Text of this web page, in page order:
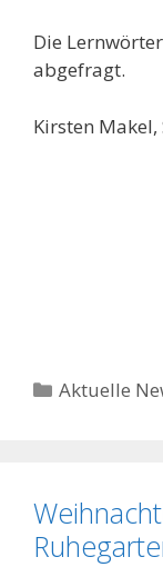
Die
abgefragt.
Kirsten
Kategorien
Aktuelle